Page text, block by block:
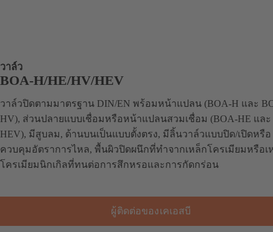
วาล์ว
BOA-H/HE/HV/HEV
วาล์วปิดตามมาตรฐาน DIN/EN พร้อมหน้าแปลน (BOA-H และ
HV), ส่วนปลายแบบเชื่อมหรือหน้าแปลนสวมเชื่อม (BOA-HE และ
HEV), มีสูบลม, ด้านบนเป็นแบบตั้งตรง, มีลิ้นวาล์วแบบปิด/เปิดหรือ
ควบคุมอัตราการไหล, พื้นผิวปิดผนึกที่ทำจากเหล็กโครเมียมหรือเ
โครเมียมนิกเกิลที่ทนต่อการสึกหรอและการกัดกร่อน
ผู้ติดต่อของเคเอสบี